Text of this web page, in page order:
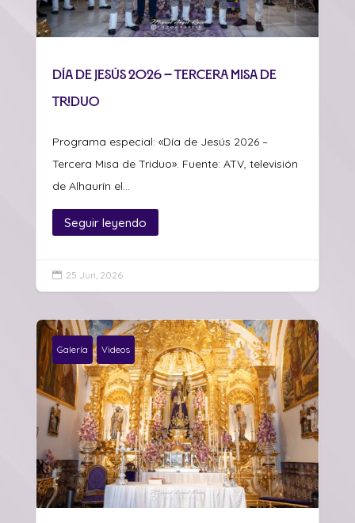
Día de Jesús 2026 – Tercera Misa de
Triduo
Programa especial: «Día de Jesús 2026 –
Tercera Misa de Triduo». Fuente: ATV, televisión
de Alhaurín el...
Seguir leyendo
 25 Jun, 2026
Galería Videos